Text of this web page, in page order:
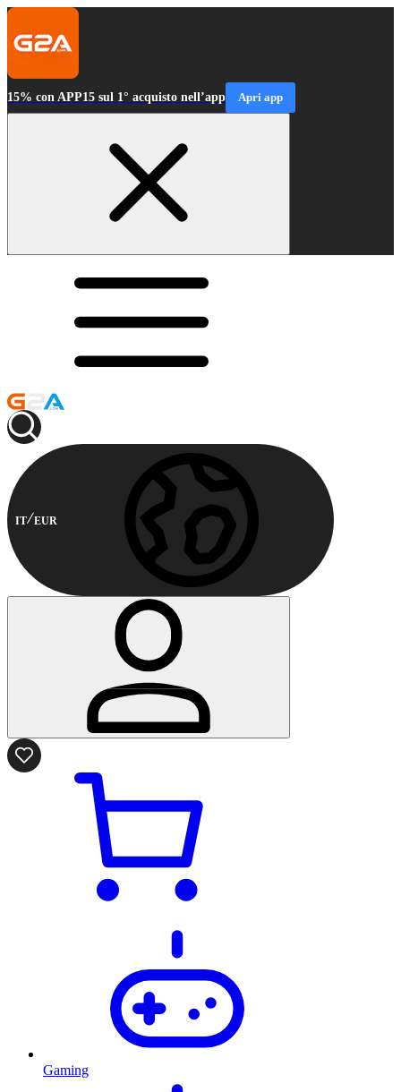
15% con APP15 sul 1° acquisto nell’app Apri app
IT EUR
Gaming